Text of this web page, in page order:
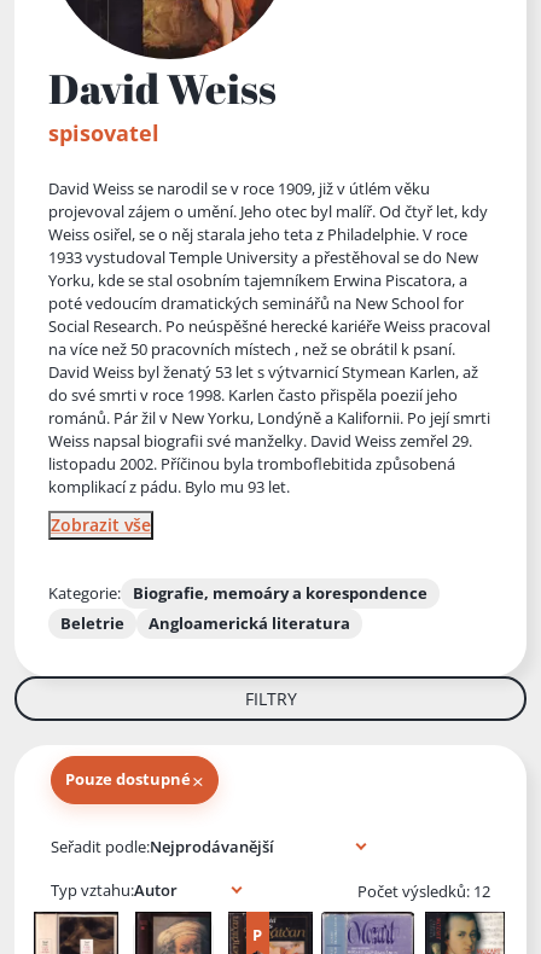
David Weiss
spisovatel
David Weiss se narodil se v roce 1909, již v útlém věku
projevoval zájem o umění. Jeho otec byl malíř. Od čtyř let, kdy
Weiss osiřel, se o něj starala jeho teta z Philadelphie. V roce
1933 vystudoval Temple University a přestěhoval se do New
Yorku, kde se stal osobním tajemníkem Erwina Piscatora, a
poté vedoucím dramatických seminářů na New School for
Social Research. Po neúspěšné herecké kariéře Weiss pracoval
na více než 50 pracovních místech , než se obrátil k psaní.
David Weiss byl ženatý 53 let s výtvarnicí Stymean Karlen, až
do své smrti v roce 1998. Karlen často přispěla poezií jeho
románů. Pár žil v New Yorku, Londýně a Kalifornii. Po její smrti
Weiss napsal biografii své manželky. David Weiss zemřel 29.
listopadu 2002. Příčinou byla tromboflebitida způsobená
komplikací z pádu. Bylo mu 93 let.
Zobrazit vše
Kategorie:
Biografie, memoáry a korespondence
Beletrie
Angloamerická literatura
FILTRY
Pouze dostupné×
Seřadit podle:
Typ vztahu:
Počet výsledků: 12